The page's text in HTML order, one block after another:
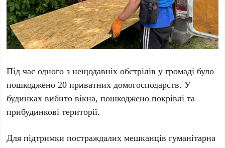
Під час одного з нещодавніх обстрілів у громаді було
пошкоджено 20 приватних домогосподарств. У
будинках вибито вікна, пошкоджено покрівлі та
прибудинкові території.
Для підтримки постраждалих мешканців гуманітарна